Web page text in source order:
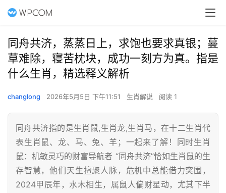
同舟共济，蒸蒸日上，求饱也要求真银；蔓
草难除，寝苦枕块，成功一刻方为真。指是
什么生肖，精选释义解析
changlong 2026年5月5日 下午11:51 生肖解说 阅读 1
同舟共济指的是生肖鼠,生肖龙,生肖马，在十二生肖代
表生肖鼠、龙、马、兔、羊；一起来了解！同时生肖
鼠：机敏灵巧的财富导航者 “同舟共济”恰如生肖鼠的生
存智慧，他们天生擅聚人脉，危机中总能借力突围，
2024甲辰年，水木相生，属鼠人偏财星动，尤其下半